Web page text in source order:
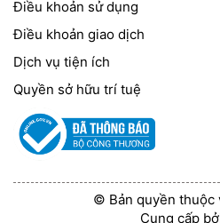
Điều khoản sử dụng
Điều khoản giao dịch
Dịch vụ tiện ích
Quyền sở hữu trí tuệ
© Bản quyền thuộc
Cung cấp